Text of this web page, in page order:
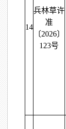
14
兵林草许
准
〔2026〕
123号